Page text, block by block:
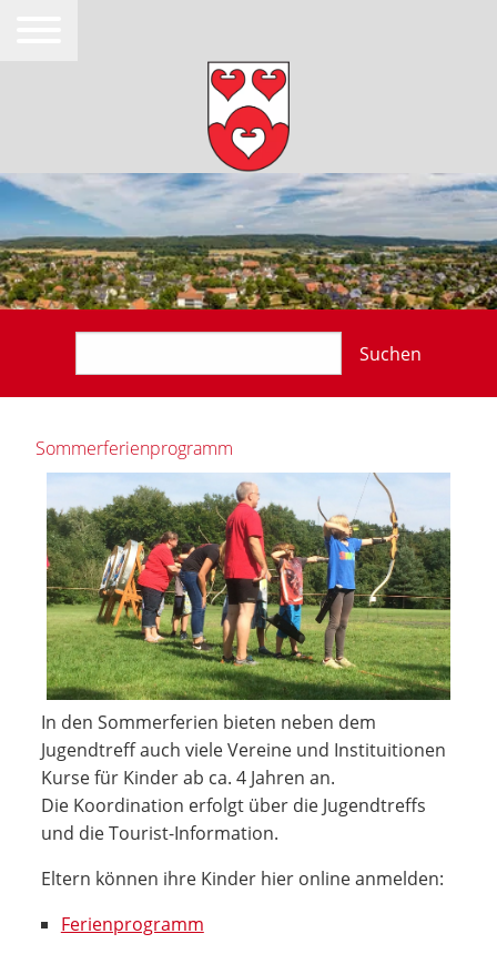
Suchen
Sommerferienprogramm
In den Sommerferien bieten neben dem
Jugendtreff auch viele Vereine und Instituitionen
Kurse für Kinder ab ca. 4 Jahren an.
Die Koordination erfolgt über die Jugendtreffs
und die Tourist-Information.
Eltern können ihre Kinder hier online anmelden:
Ferienprogramm